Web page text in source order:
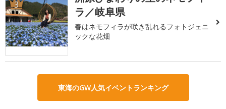
3
ラ／岐阜県
春はネモフィラが咲き乱れるフォトジェニ
ックな花畑
東海のGW人気イベントランキング